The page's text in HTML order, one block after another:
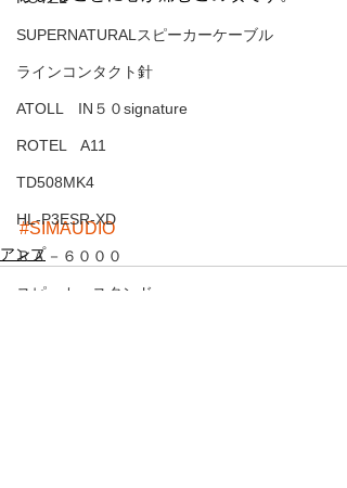
SUPERNATURALスピーカーケーブル
ラインコンタクト針
ATOLL IN５０signature
ROTEL A11
TD508MK4
HL-P3ESR-XD
ＲＡ－６０００
スピーカースタンド
#SIMAUDIO
アンプ